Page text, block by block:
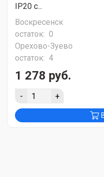
IP20 с...
Воскресенск
остаток: 0
Орехово-Зуево
остаток: 4
1 278 руб.
- +